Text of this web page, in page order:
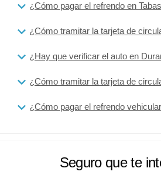
¿Cómo pagar el refrendo en
¿Cómo tramitar la tarjeta de
¿Hay que verificar el auto en
¿Cómo tramitar la tarjeta de
¿Cómo pagar el refrendo
Seguro que te